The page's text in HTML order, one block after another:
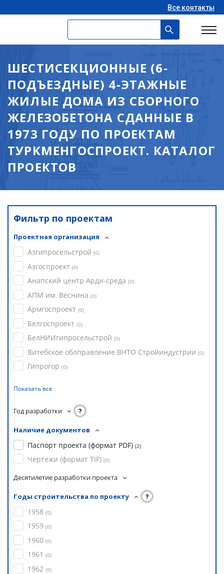
Все контакты
ШЕСТИСЕКЦИОННЫЕ (6-
ПОДЪЕЗДНЫЕ) 4-ЭТАЖНЫЕ
ЖИЛЫЕ ДОМА ИЗ СБОРНОГО
ЖЕЛЕЗОБЕТОНА СДАННЫЕ В
1973 ГОДУ ПО ПРОЕКТАМ
ТУРКМЕНГОСПРОЕКТ. КАТАЛОГ
ПРОЕКТОВ
Фильтр по проектам
Проектная организация
Азгипросельстрой (0)
Азгоспроект (0)
Анапский центр Арди-среда (0)
АПМ им. Веснина (0)
Армгоспроект (0)
Белгоспроект (0)
БелНИИгипросельстрой (0)
Витебское облправление ВНТО Стройиндустрии (0)
Гипрогор (0)
Показать все
Год разработки ?
Наличие документов
Паспорт проекта (формат PDF) (2)
Чертежи (формат TIF) (0)
Десятилетие разработки проекта
Годы строительства по проекту ?
1958 (0)
1959 (0)
1960 (0)
1961 (0)
1962 (0)